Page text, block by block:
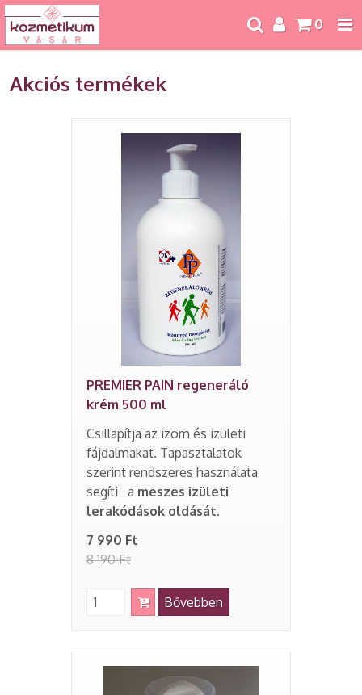
0
Akciós termékek
PREMIER PAIN regeneráló
krém 500 ml
Csillapítja az izom és izületi
fájdalmakat. Tapasztalatok
szerint rendszeres használata
segíti a meszes izületi
lerakódások oldását.
7 990 Ft
8 190 Ft
Bővebben